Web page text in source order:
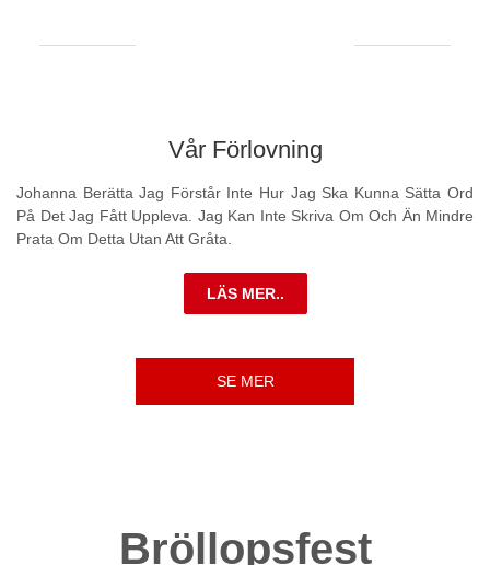
Vår Förlovning
Johanna Berätta Jag Förstår Inte Hur Jag Ska Kunna Sätta Ord
På Det Jag Fått Uppleva. Jag Kan Inte Skriva Om Och Än Mindre
Prata Om Detta Utan Att Gråta.
LÄS MER..
SE MER
Bröllopsfest